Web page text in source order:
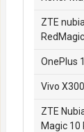
ZTE nubia
OnePlus
Vivo
ZTE
Magic 10